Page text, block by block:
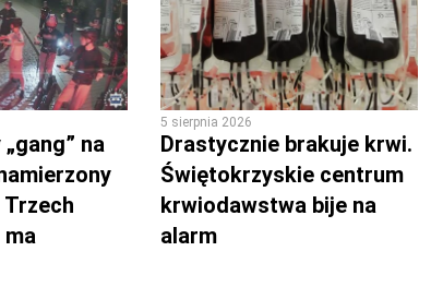
na
ma
5 sierpnia 2026
Drastycznie brakuje krwi.
Świętokrzyskie centrum
krwiodawstwa bije na
alarm